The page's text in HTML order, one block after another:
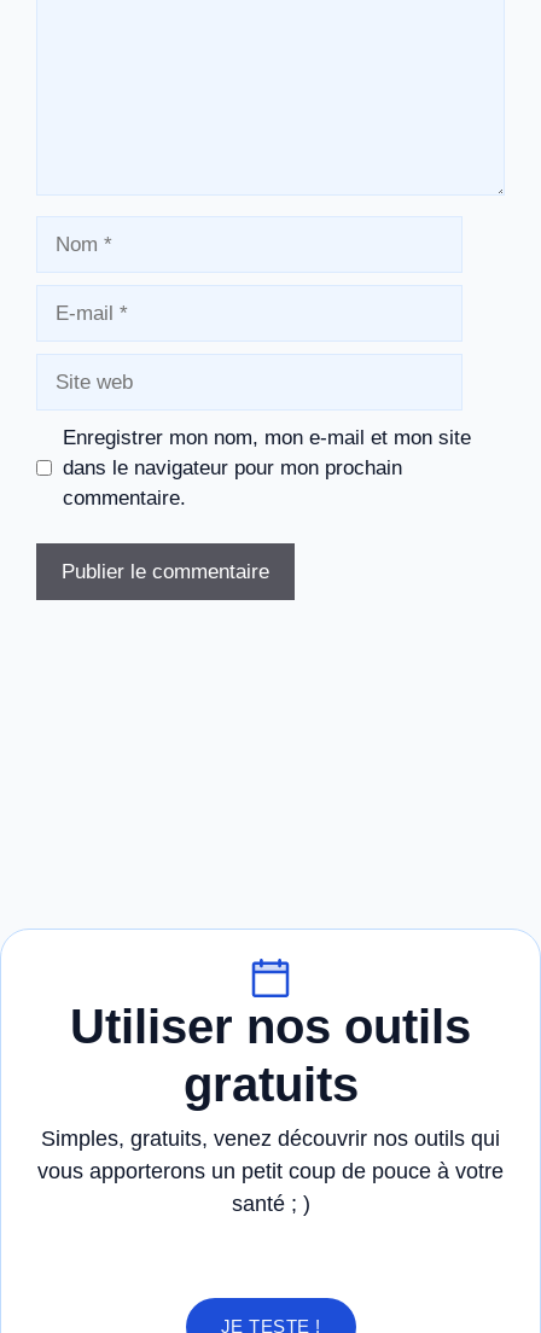
Enregistrer mon nom, mon e-mail et mon site
dans le navigateur pour mon prochain
commentaire.
Utiliser nos outils
gratuits
Simples, gratuits, venez découvrir nos outils qui
vous apporterons un petit coup de pouce à votre
santé ; )
JE TESTE !